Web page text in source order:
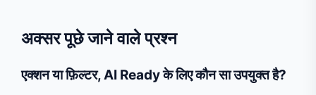
अक्सर पूछे जाने वाले प्रश्न
एक्शन या फ़िल्टर, AI Ready के लिए कौन सा उपयुक्त है?